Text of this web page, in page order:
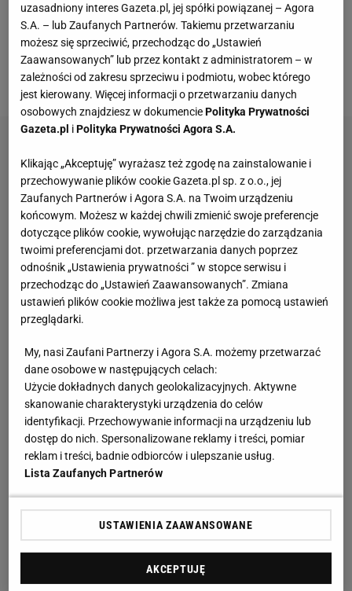
drużyna otrzymuje automatycznie prawo występu w
finale wojewódzkim. Mimo to, radomianie nie
odpuścili, przekonująco wygrywając spotkania
barażowe.
uzasadniony interes Gazeta.pl, jej spółki powiązanej – Agora
S.A. – lub Zaufanych Partnerów. Takiemu przetwarzaniu
możesz się sprzeciwić, przechodząc do „Ustawień
Zaawansowanych” lub przez kontakt z administratorem – w
zależności od zakresu sprzeciwu i podmiotu, wobec którego
jest kierowany. Więcej informacji o przetwarzaniu danych
osobowych znajdziesz w dokumenciePolityka Prywatności
Gazeta.pl iPolityka Prywatności Agora S.A.
Klikając „Akceptuję” wyrażasz też zgodę na zainstalowanie i
przechowywanie plików cookie Gazeta.pl sp. z o.o., jej
Zaufanych Partnerów i Agora S.A. na Twoim urządzeniu
końcowym. Możesz w każdej chwili zmienić swoje preferencje
dotyczące plików cookie, wywołując narzędzie do zarządzania
twoimi preferencjami dot. przetwarzania danych poprzez
odnośnik „Ustawienia prywatności ” w stopce serwisu i
przechodząc do „Ustawień Zaawansowanych”. Zmiana
ustawień plików cookie możliwa jest także za pomocą ustawień
przeglądarki.
My, nasi Zaufani Partnerzy i Agora S.A. możemy przetwarzać
dane osobowe w następujących celach:
Użycie dokładnych danych geolokalizacyjnych. Aktywne
skanowanie charakterystyki urządzenia do celów
identyfikacji. Przechowywanie informacji na urządzeniu lub
dostęp do nich. Spersonalizowane reklamy i treści, pomiar
reklam i treści, badnie odbiorców i ulepszanie usług.
Lista Zaufanych Partnerów
USTAWIENIA ZAAWANSOWANE
AKCEPTUJĘ